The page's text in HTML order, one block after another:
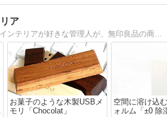
ア
無印良品とシンプルインテリアが好きな管理人が、無印良品の商品に合わせやすい雑貨や家具を紹介しています。
お菓子のような木製USBメ
モリ「Chocolat」
空間に溶け込
ォルム「±0 除